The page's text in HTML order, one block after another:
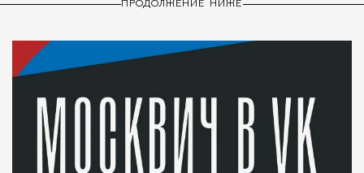
ПРОДОЛЖЕНИЕ НИЖЕ